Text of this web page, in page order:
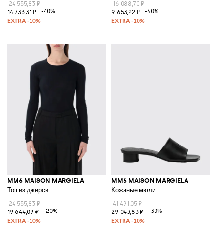
24 555,83 ₽
14 733,31 ₽
-40%
16 088,70 ₽
9 653,22 ₽
-40%
MM6 MAISON MARGIELA
Топ из джерси
24 555,83 ₽
19 644,09 ₽
-20%
MM6 MAISON MARGIELA
Кожаные мюли
41 491,05 ₽
29 043,83 ₽
-30%